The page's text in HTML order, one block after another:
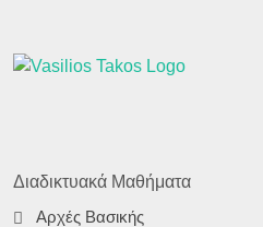
Διαδικτυακά Μαθήματα
Αρχές Βασικής